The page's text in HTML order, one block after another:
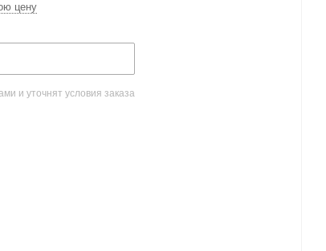
цену
и уточнят условия заказа